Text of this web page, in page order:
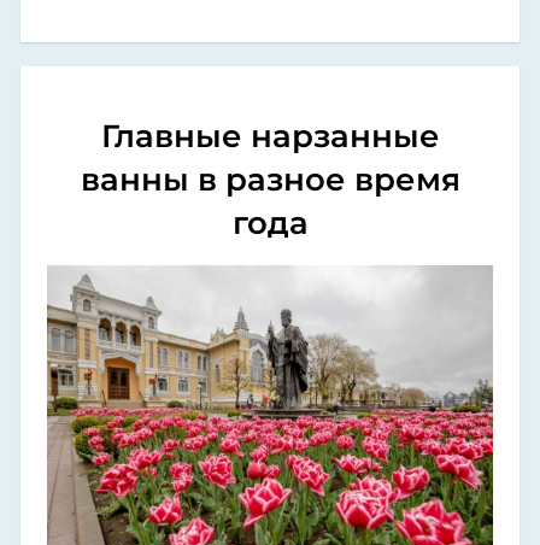
Главные нарзанные
ванны в разное время
года